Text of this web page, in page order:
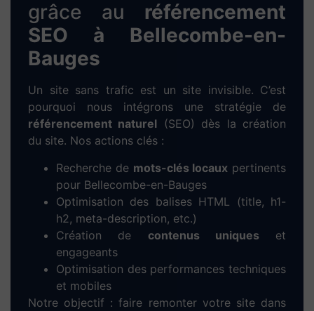
Notre objectif : créer dessites web
performants, modernes et bien référencés
pour développer votre activité locale.
des sites e-commerceprêts à vendre, ainsi que
des solutions de réservation en lignepour les
métiers du service et du tourisme. Chaque
projet est pensé pour une expérience utilisateur
optimale, une navigation fluide et un design
personnalisé à l’image de votre entreprise.
Notre méthode pour créer votre
site web à Bellecombe-en-
Bauges
1. Prise de contact : Entretien à distance
ou directement à